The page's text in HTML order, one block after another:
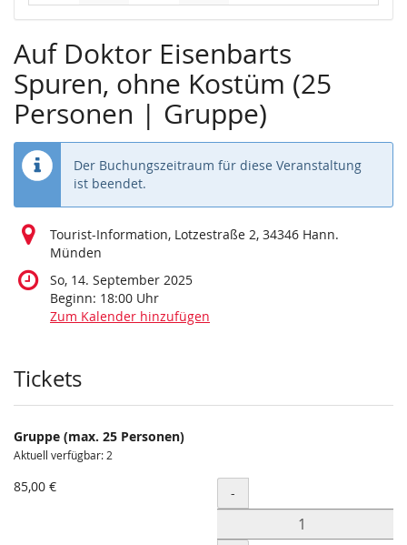
Keine Veranstaltungen
Keine Veranstaltungen
Keine Veranstaltungen
Keine Veranstaltungen
Auf Doktor Eisenbarts
Spuren, ohne Kostüm (25
Personen | Gruppe)
Der Buchungszeitraum für diese Veranstaltung
ist beendet.
Tourist-Information, Lotzestraße 2, 34346 Hann.
Münden
So, 14. September 2025
Beginn: 18:00 Uhr
Zum Kalender hinzufügen
Produkte
Tickets
Gruppe (max. 25 Personen)
Aktuell verfügbar: 2
85,00 € Menge
-